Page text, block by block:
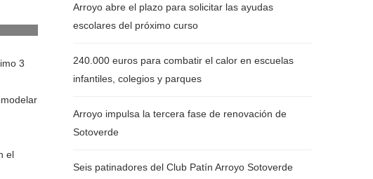
3
el
Arroyo abre el plazo para solicitar las ayudas
escolares del próximo curso
240.000 euros para combatir el calor en escuelas
infantiles, colegios y parques
Arroyo impulsa la tercera fase de renovación de
Sotoverde
Seis patinadores del Club Patín Arroyo Sotoverde